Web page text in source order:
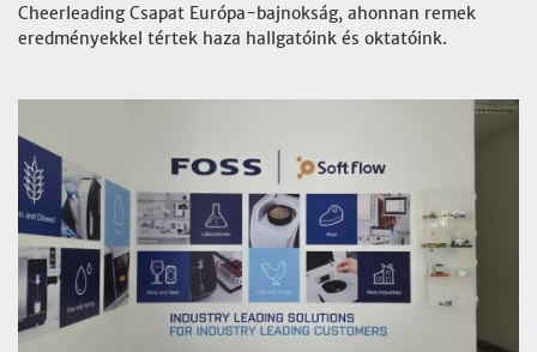
Cheerleading Csapat Európa-bajnokság, ahonnan remek
eredményekkel tértek haza hallgatóink és oktatóink.